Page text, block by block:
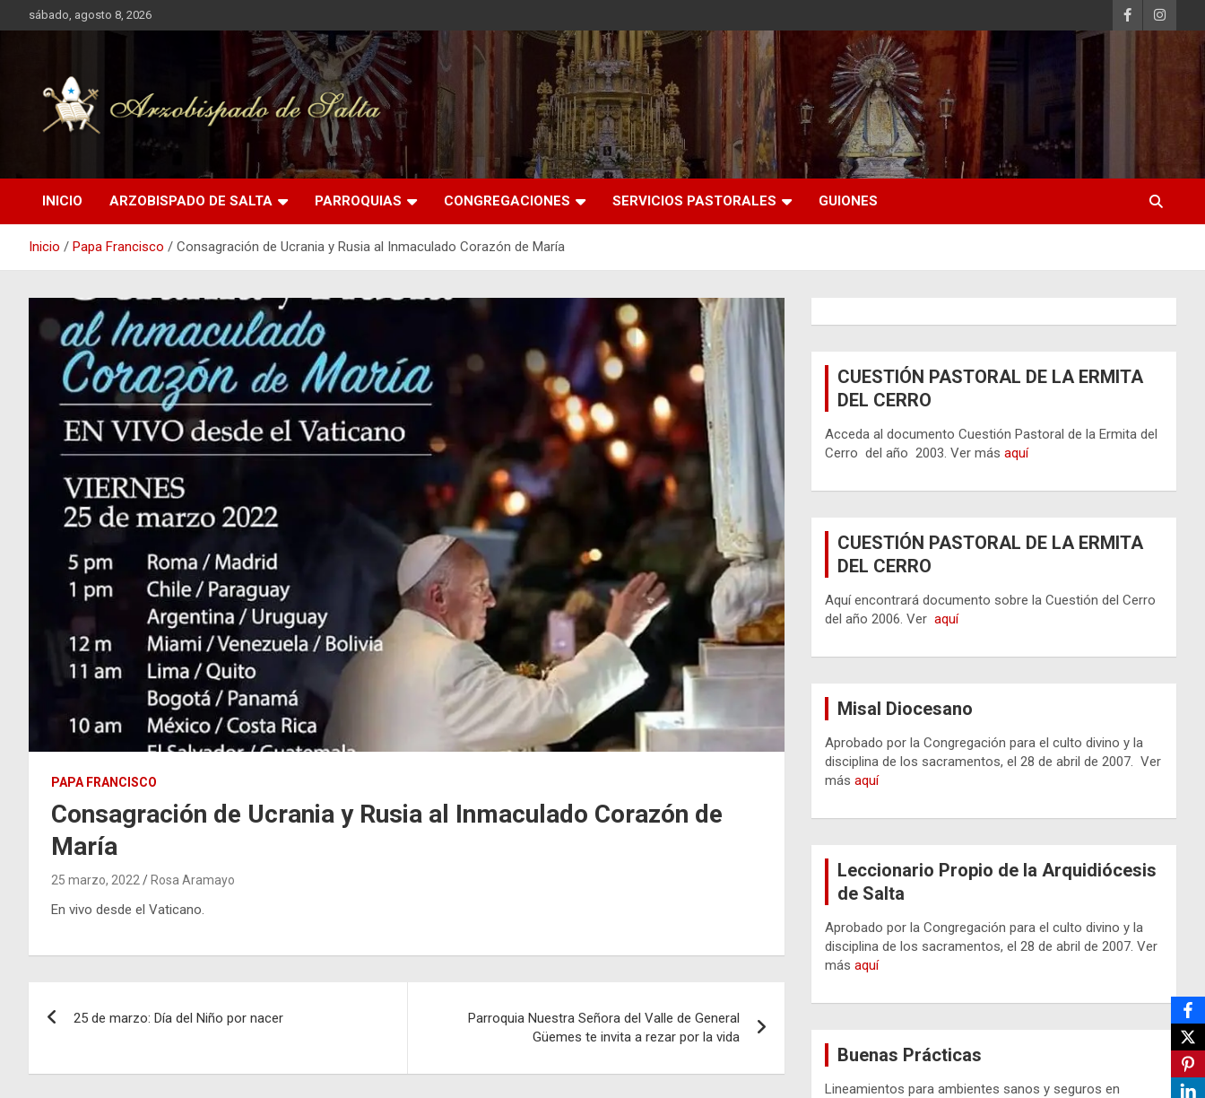
al
sábado, agosto 8, 2026
Arzobispado de Salta
INICIO ARZOBISPADO DE SALTA PARROQUIAS CONGREGACIONES SERVICIOS PASTORALES GUIONES
Inicio Papa Francisco Consagración de Ucrania y Rusia al Inmaculado Corazón de María
PAPA FRANCISCO
Consagración de Ucrania y Rusia al Inmaculado Corazón de
María
25 marzo, 2022 Rosa Aramayo
En vivo desde el Vaticano.
entradas
25 de marzo: Día del Niño por nacer
Parroquia Nuestra Señora del Valle de General
Güemes te invita a rezar por la vida
CUESTIÓN PASTORAL DE LA ERMITA
DEL CERRO
Acceda al documento Cuestión Pastoral de la Ermita del
Cerro del año 2003. Ver másaquí
CUESTIÓN PASTORAL DE LA ERMITA
DEL CERRO
Aquí encontrará documento sobre la Cuestión del Cerro
del año 2006. Veraquí
Misal Diocesano
Aprobado por la Congregación para el culto divino y la
disciplina de los sacramentos, el 28 de abril de 2007. Ver
másaquí
Leccionario Propio de la Arquidiócesis
de Salta
Aprobado por la Congregación para el culto divino y la
disciplina de los sacramentos, el 28 de abril de 2007. Ver
másaquí
Buenas Prácticas
Lineamientos para ambientes sanos y seguros en